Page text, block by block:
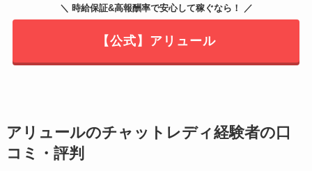
＼ 時給保証&高報酬率で安心して稼ぐなら！ ／
【公式】アリュール
アリュールのチャットレディ経験者の口
コミ・評判